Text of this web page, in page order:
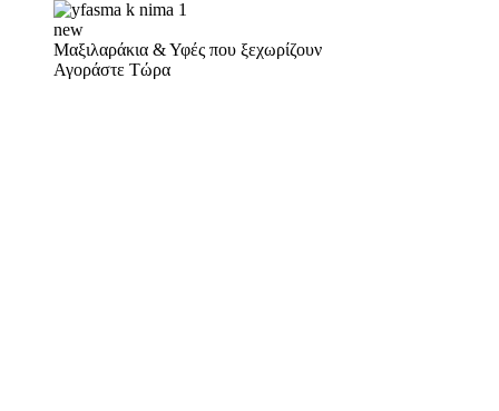
new
Μαξιλαράκια & Υφές που ξεχωρίζουν
Αγοράστε Τώρα